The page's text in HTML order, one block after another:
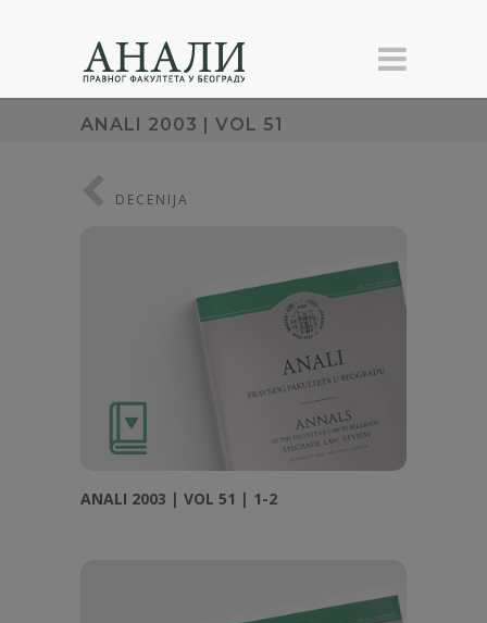
ANALI 2003 | VOL 51
DECENIJA
ANALI 2003 | VOL 51 | 1-2